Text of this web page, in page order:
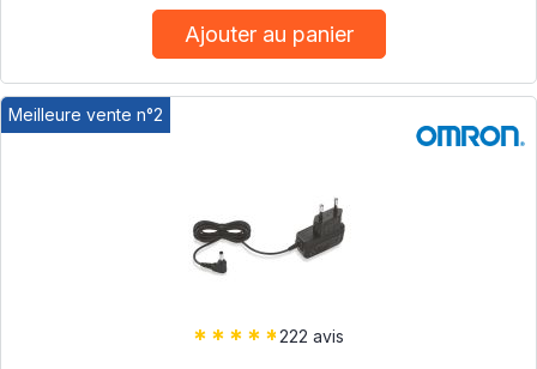
Ajouter au panier
Meilleure vente n°2
222 avis